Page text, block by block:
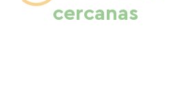
cercanas